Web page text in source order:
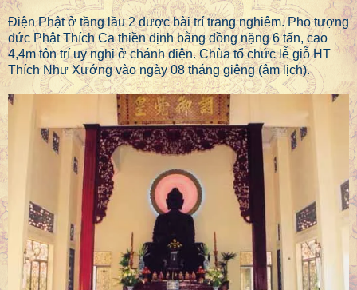
Điện Phật ở tầng lầu 2 được bài trí trang nghiêm. Pho tượng
đức Phật Thích Ca thiền định bằng đồng nặng 6 tấn, cao
4,4m tôn trí uy nghi ở chánh điện. Chùa tổ chức lễ giỗ HT
Thích Như Xướng vào ngày 08 tháng giêng (âm lịch).